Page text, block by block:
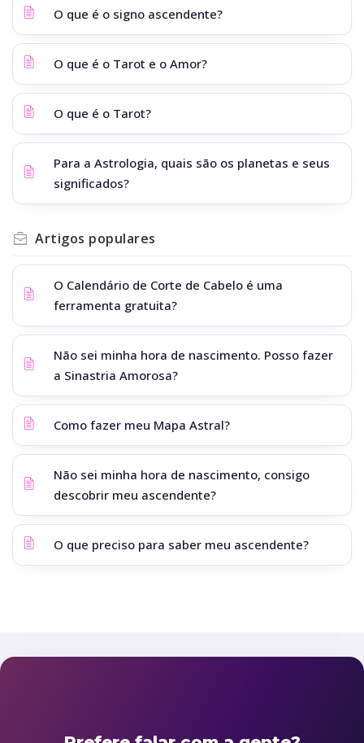
O que é o signo ascendente?
O que é o Tarot e o Amor?
O que é o Tarot?
Para a Astrologia, quais são os planetas e seus
significados?
Artigos populares
O Calendário de Corte de Cabelo é uma
ferramenta gratuita?
Não sei minha hora de nascimento. Posso fazer
a Sinastria Amorosa?
Como fazer meu Mapa Astral?
Não sei minha hora de nascimento, consigo
descobrir meu ascendente?
O que preciso para saber meu ascendente?